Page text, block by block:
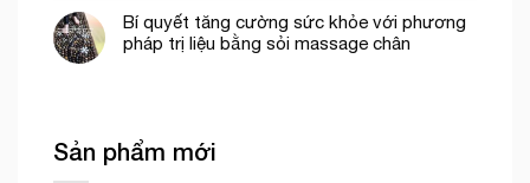
Bí quyết tăng cường sức khỏe với phương
pháp trị liệu bằng sỏi massage chân
Sản phẩm mới